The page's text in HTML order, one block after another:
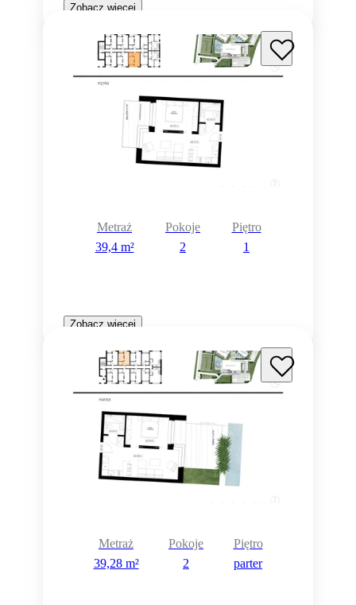
Zobacz więcej
Metraż
39,4 m²
Pokoje
2
Piętro
1
Zobacz więcej
Metraż
39,28 m²
Pokoje
2
Piętro
parter